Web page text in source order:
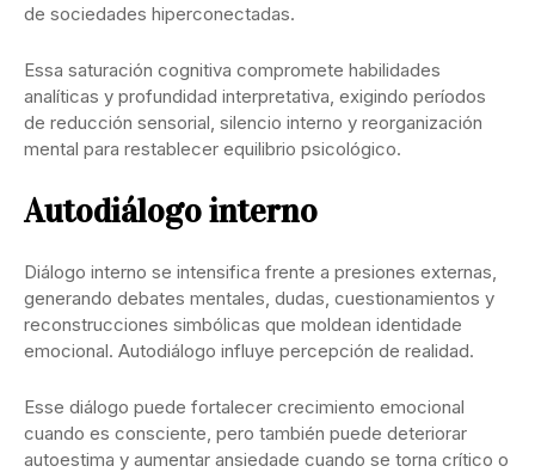
de sociedades hiperconectadas.
Essa saturación cognitiva compromete habilidades
analíticas y profundidad interpretativa, exigindo períodos
de reducción sensorial, silencio interno y reorganización
mental para restablecer equilibrio psicológico.
Autodiálogo interno
Diálogo interno se intensifica frente a presiones externas,
generando debates mentales, dudas, cuestionamientos y
reconstrucciones simbólicas que moldean identidade
emocional. Autodiálogo influye percepción de realidad.
Esse diálogo puede fortalecer crecimiento emocional
cuando es consciente, pero también puede deteriorar
autoestima y aumentar ansiedade cuando se torna crítico o